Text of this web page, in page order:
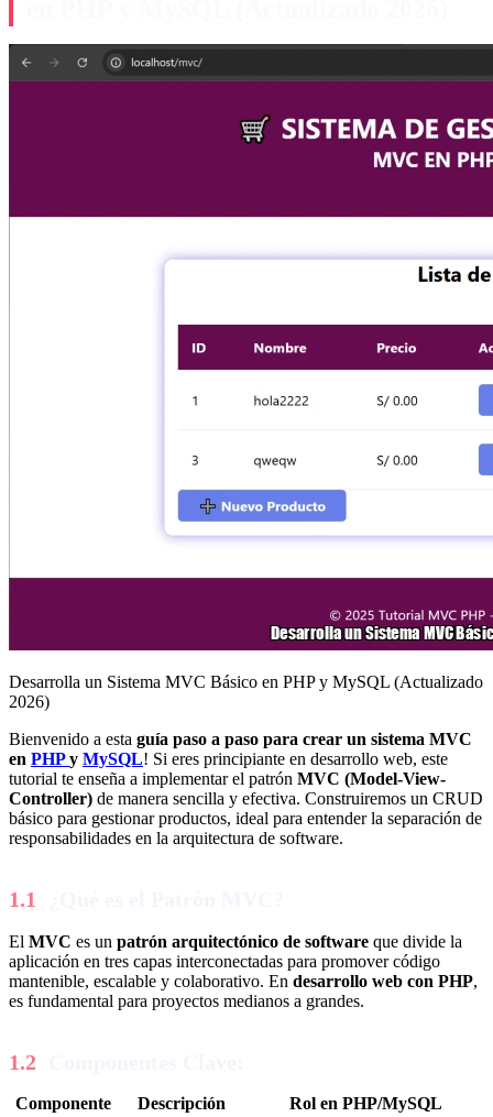
Desarrolla un Sistema MVC Básico en PHP y MySQL (Actualizado
2026)
Bienvenido a esta guía paso a paso para crear un sistema MVC
en PHPy MySQL! Si eres principiante en desarrollo web, este
tutorial te enseña a implementar el patrón MVC (Model-View-
Controller) de manera sencilla y efectiva. Construiremos un CRUD
básico para gestionar productos, ideal para entender la separación de
responsabilidades en la arquitectura de software.
El MVC es un patrón arquitectónico de software que divide la
aplicación en tres capas interconectadas para promover código
mantenible, escalable y colaborativo. En desarrollo web con PHP,
es fundamental para proyectos medianos a grandes.
Componente Descripción
Rol en PHP/MySQL